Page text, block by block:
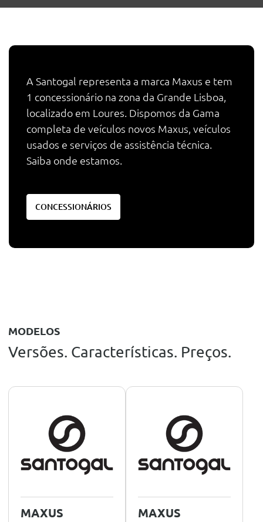
A Santogal representa a marca Maxus e tem
1 concessionário na zona da Grande Lisboa,
localizado em Loures. Dispomos da Gama
completa de veículos novos Maxus, veículos
usados e serviços de assistência técnica.
Saiba onde estamos.
CONCESSIONÁRIOS
MODELOS
Versões. Características. Preços.
MAXUS MAXUS